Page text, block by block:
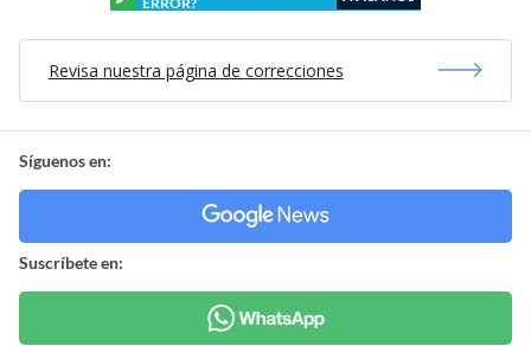
Revisa nuestra página de correcciones
Síguenos en:
Suscríbete en: